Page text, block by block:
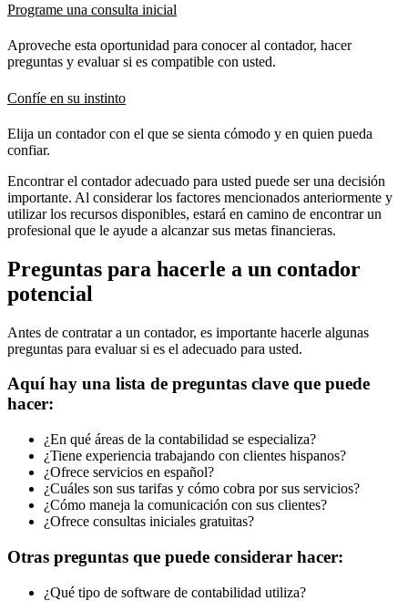
Programe una consulta inicial
Aproveche esta oportunidad para conocer al contador, hacer
preguntas y evaluar si es compatible con usted.
Confíe en su instinto
Elija un contador con el que se sienta cómodo y en quien pueda
confiar.
Encontrar el contador adecuado para usted puede ser una decisión
importante. Al considerar los factores mencionados anteriormente y
utilizar los recursos disponibles, estará en camino de encontrar un
profesional que le ayude a alcanzar sus metas financieras.
Preguntas para hacerle a un contador
potencial
Antes de contratar a un contador, es importante hacerle algunas
preguntas para evaluar si es el adecuado para usted.
Aquí hay una lista de preguntas clave que puede
hacer:
¿En qué áreas de la contabilidad se especializa?
¿Tiene experiencia trabajando con clientes hispanos?
¿Ofrece servicios en español?
¿Cuáles son sus tarifas y cómo cobra por sus servicios?
¿Cómo maneja la comunicación con sus clientes?
¿Ofrece consultas iniciales gratuitas?
Otras preguntas que puede considerar hacer:
¿Qué tipo de software de contabilidad utiliza?